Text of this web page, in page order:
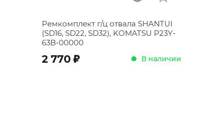
Ремкомплект г/ц отвала SHANTUI
(SD16, SD22, SD32), KOMATSU P23Y-
63B-00000
2 770 ; В наличии